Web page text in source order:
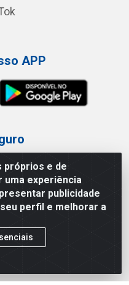
próprios e de
experiência
publicidade
perfil e melhorar a
APP
0546
- São Paulo/SP